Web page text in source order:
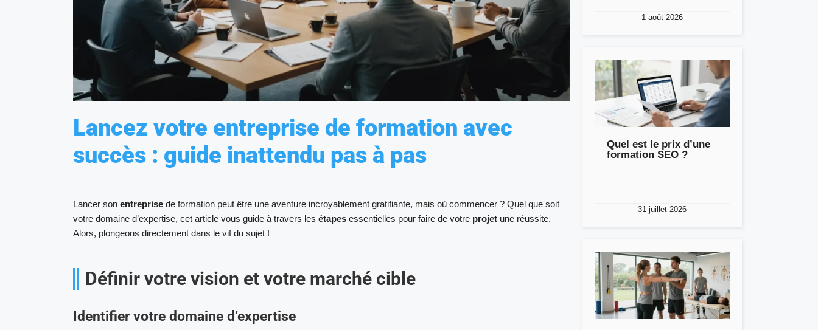
Lancez votre entreprise de formation avec
succès : guide inattendu pas à pas
Lancer son entreprise de formation peut être une aventure incroyablement gratifiante, mais où commencer ? Quel que soit
votre domaine d’expertise, cet article vous guide à travers les étapes essentielles pour faire de votre projet une réussite.
Alors, plongeons directement dans le vif du sujet !
Définir votre vision et votre marché cible
Identifier votre domaine d’expertise
1 août 2026
Quel est le prix d’une
formation SEO ?
31 juillet 2026